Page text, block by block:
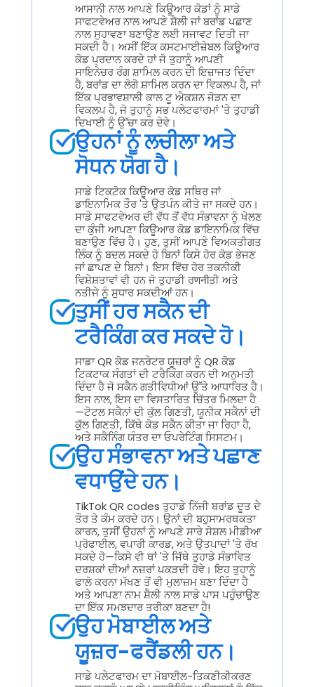
ਆਸਾਨੀ ਨਾਲ ਆਪਣੇ ਕਿਊਆਰ ਕੋਡਾਂ ਨੂੰ ਸਾਡੇ
ਸਾਫਟਵੇਅਰ ਨਾਲ ਆਪਣੇ ਸ਼ੈਲੀ ਜਾਂ ਬਰਾਂਡ ਪਛਾਣ
ਨਾਲ ਸੁਹਾਵਣਾ ਬਣਾਉਣ ਲਈ ਸਜਾਵਟ ਦਿਤੀ ਜਾ
ਸਕਦੀ ਹੈ। ਅਸੀਂ ਇੱਕ ਕਸਟਮਾਈਜ਼ੇਬਲ ਕਿਊਆਰ
ਕੋਡ ਪ੍ਰਦਾਨ ਕਰਦੇ ਹਾਂ ਜੋ ਤੁਹਾਨੂੰ ਆਪਣੀ
ਸਾਇਨੇਚਰ ਰੰਗ ਸ਼ਾਮਿਲ ਕਰਨ ਦੀ ਇਜ਼ਾਜਤ ਦਿੰਦਾ
ਹੈ, ਬਰਾਂਡ ਦਾ ਲੋਗੋ ਸ਼ਾਮਿਲ ਕਰਨ ਦਾ ਵਿਕਲਪ ਹੈ, ਜਾਂ
ਇੱਕ ਪ੍ਰਭਾਵਸ਼ਾਲੀ ਕਾਲ ਟੂ ਐਕਸ਼ਨ ਜੋੜਨ ਦਾ
ਵਿਕਲਪ ਹੈ, ਜੋ ਤੁਹਾਨੂੰ ਸਭ ਪਲੇਟਫਾਰਮਾਂ 'ਤੇ ਤੁਹਾਡੀ
ਦਿਖਾਈ ਨੂੰ ਉੱਚਾ ਕਰ ਦੇਵੇ।
ਉਹਨਾਂ ਨੂੰ ਲਚੀਲਾ ਅਤੇ
ਸੋਧਨ ਯੋਗ ਹੈ।
ਸਾਡੇ ਟਿਕਟੋਕ ਕਿਊਆਰ ਕੋਡ ਸਥਿਰ ਜਾਂ
ਡਾਇਨਾਮਿਕ ਤੌਰ 'ਤੇ ਉਤਪੰਨ ਕੀਤੇ ਜਾ ਸਕਦੇ ਹਨ।
ਸਾਡੇ ਸਾਫਟਵੇਅਰ ਦੀ ਵੱਧ ਤੋਂ ਵੱਧ ਸੰਭਾਵਨਾ ਨੂੰ ਖੋਲਣ
ਦਾ ਕੁੰਜੀ ਆਪਣਾ ਕਿਊਆਰ ਕੋਡ ਡਾਇਨਾਮਿਕ ਵਿੱਚ
ਬਣਾਉਣ ਵਿੱਚ ਹੈ। ਹੁਣ, ਤੁਸੀਂ ਆਪਣੇ ਵਿਅਕਤੀਗਤ
ਲਿੰਕ ਨੂੰ ਬਦਲ ਸਕਦੇ ਹੋ ਬਿਨਾਂ ਕਿਸੇ ਹੋਰ ਕੋਡ ਭੇਜਣ
ਜਾਂ ਛਾਪਣ ਦੇ ਬਿਨਾਂ। ਇਸ ਵਿੱਚ ਹੋਰ ਤਕਨੀਕੀ
ਵਿਸ਼ੇਸ਼ਤਾਵਾਂ ਵੀ ਹਨ ਜੋ ਤੁਹਾਡੀ ਰणनीਤੀ ਅਤੇ
ਨਤੀਜੇ ਨੂੰ ਸੁਧਾਰ ਸਕਦੀਆਂ ਹਨ।
ਤੁਸੀਂ ਹਰ ਸਕੈਨ ਦੀ
ਟਰੈਕਿੰਗ ਕਰ ਸਕਦੇ ਹੋ।
ਸਾਡਾ QR ਕੋਡ ਜਨਰੇਟਰ ਯੂਜ਼ਰਾਂ ਨੂੰ QR ਕੋਡ
ਟਿਕਟਾਕ ਸੰਗਤਾਂ ਦੀ ਟਰੈਕਿੰਗ ਕਰਨ ਦੀ ਅਨੁਮਤੀ
ਦਿੰਦਾ ਹੈ ਜੋ ਸਕੈਨ ਗਤੀਵਿਧੀਆਂ ਉੱਤੇ ਆਧਾਰਿਤ ਹੈ।
ਇਸ ਨਾਲ, ਇਸ ਦਾ ਵਿਸਤਾਰਿਤ ਚਿੱਤਰ ਮਿਲਦਾ ਹੈ
—ਟੋਟਲ ਸਕੈਨਾਂ ਦੀ ਕੁੱਲ ਗਿਣਤੀ, ਯੂਨੀਕ ਸਕੈਨਾਂ ਦੀ
ਕੁੱਲ ਗਿਣਤੀ, ਕਿੱਥੇ ਕੋਡ ਸਕੈਨ ਕੀਤਾ ਜਾ ਰਿਹਾ ਹੈ,
ਅਤੇ ਸਕੈਨਿੰਗ ਯੰਤਰ ਦਾ ਓਪਰੇਟਿੰਗ ਸਿਸਟਮ।
ਉਹ ਸੰਭਾਵਨਾ ਅਤੇ ਪਛਾਣ
ਵਧਾਉਂਦੇ ਹਨ।
TikTok QR codes ਤੁਹਾਡੇ ਨਿੱਜੀ ਬਰਾਂਡ ਦੂਤ ਦੇ
ਤੌਰ ਤੇ ਕੰਮ ਕਰਦੇ ਹਨ। ਉਨਾਂ ਦੀ ਬਹੁਸਾਮਰਥਕਤਾ
ਕਾਰਨ, ਤੁਸੀਂ ਉਹਨਾਂ ਨੂੰ ਆਪਣੇ ਸਾਰੇ ਸੋਸ਼ਲ ਮੀਡੀਆ
ਪ੍ਰੋਫਾਈਲ, ਵਪਾਰੀ ਕਾਰਡ, ਅਤੇ ਉਤਪਾਦਾਂ 'ਤੇ ਰੱਖ
ਸਕਦੇ ਹੋ—ਕਿਸੇ ਵੀ ਥਾਂ 'ਤੇ ਜਿੱਥੇ ਤੁਹਾਡੇ ਸੰਭਾਵਿਤ
ਦਰਸ਼ਕਾਂ ਦੀਆਂ ਨਜ਼ਰਾਂ ਪਕੜਦੀ ਹੋਵੇ। ਇਹ ਤੁਹਾਨੂੰ
ਫਾਲੋ ਕਰਨਾ ਮੱਖਣ ਤੋਂ ਵੀ ਮੁਲਾਜ਼ਮ ਬਣਾ ਦਿੰਦਾ ਹੈ
ਅਤੇ ਆਪਣਾ ਨਾਮ ਸ਼ੈਲੀ ਨਾਲ ਸਾਡੇ ਪਾਸ ਪਹੁੰਚਾਉਣ
ਦਾ ਇੱਕ ਸਮਝਦਾਰ ਤਰੀਕਾ ਬਣਦਾ ਹੈ!
ਉਹ ਮੋਬਾਈਲ ਅਤੇ
ਯੂਜ਼ਰ-ਫਰੈਂਡਲੀ ਹਨ।
ਸਾਡੇ ਪਲੇਟਫਾਰਮ ਦਾ ਮੋਬਾਈਲ-ਤਿਕਣੀਕੀਕਰਣ